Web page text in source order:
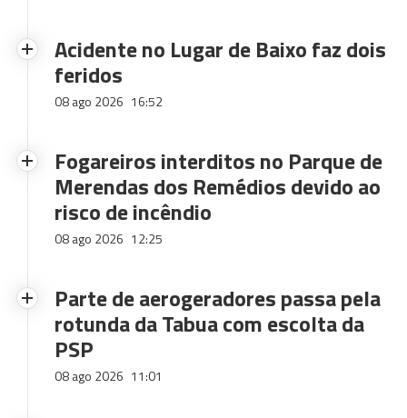
Acidente no Lugar de Baixo faz dois
feridos
08 ago 2026 16:52
Fogareiros interditos no Parque de
Merendas dos Remédios devido ao
risco de incêndio
08 ago 2026 12:25
Parte de aerogeradores passa pela
rotunda da Tabua com escolta da
PSP
08 ago 2026 11:01